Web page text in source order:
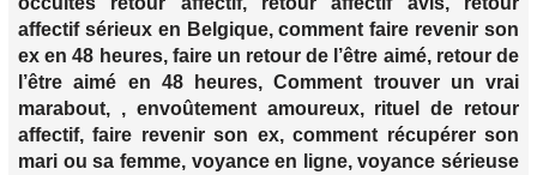
affectif sérieux en Belgique, comment faire revenir son
ex en 48 heures, faire un retour de l’être aimé, retour de
l’être aimé en 48 heures, Comment trouver un vrai
marabout, , envoûtement amoureux, rituel de retour
affectif, faire revenir son ex, comment récupérer son
mari ou sa femme, voyance en ligne, voyance sérieuse